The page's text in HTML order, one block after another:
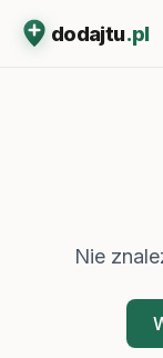
dodajtu.pl
Nie